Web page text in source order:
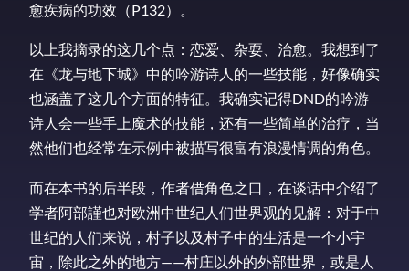
愈疾病的功效（P132）。
以上我摘录的这几个点：恋爱、杂耍、治愈。我想到了
在《龙与地下城》中的吟游诗人的一些技能，好像确实
也涵盖了这几个方面的特征。我确实记得DND的吟游
诗人会一些手上魔术的技能，还有一些简单的治疗，当
然他们也经常在示例中被描写很富有浪漫情调的角色。
而在本书的后半段，作者借角色之口，在谈话中介绍了
学者阿部謹也对欧洲中世纪人们世界观的见解：对于中
世纪的人们来说，村子以及村子中的生活是一个小宇
宙，除此之外的地方——村庄以外的外部世界，或是人